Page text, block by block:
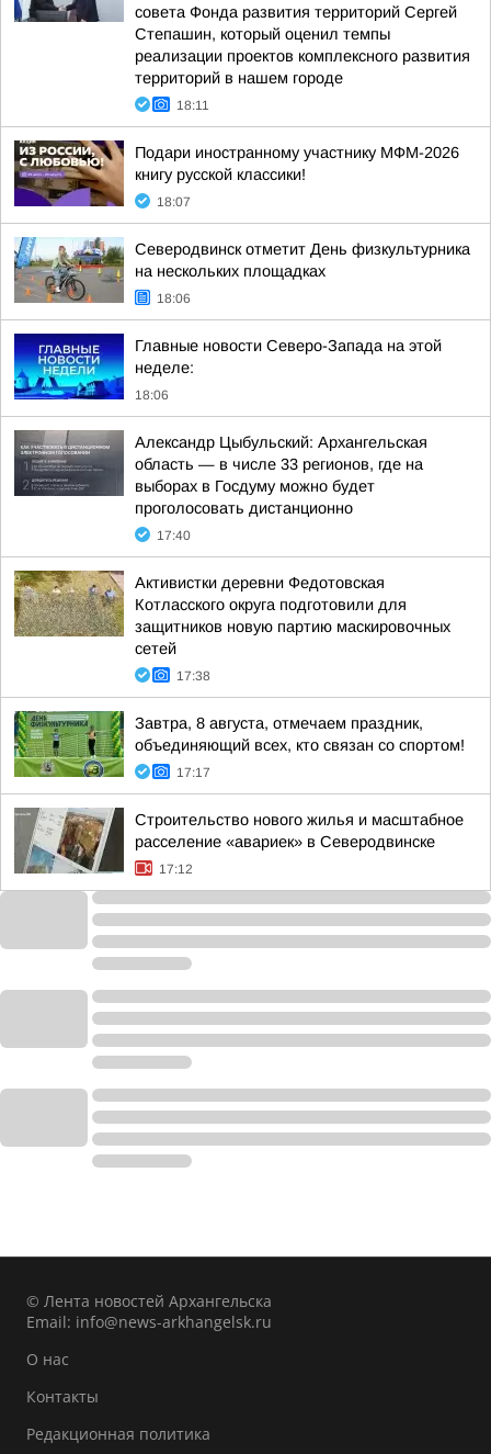
совета Фонда развития территорий Сергей
Степашин, который оценил темпы
реализации проектов комплексного развития
территорий в нашем городе
18:11
Подари иностранному участнику МФМ-2026
книгу русской классики!
18:07
Северодвинск отметит День физкультурника
на нескольких площадках
18:06
Главные новости Северо-Запада на этой
неделе:
18:06
Александр Цыбульский: Архангельская
область — в числе 33 регионов, где на
выборах в Госдуму можно будет
проголосовать дистанционно
17:40
Активистки деревни Федотовская
Котласского округа подготовили для
защитников новую партию маскировочных
сетей
17:38
Завтра, 8 августа, отмечаем праздник,
объединяющий всех, кто связан со спортом!
17:17
Строительство нового жилья и масштабное
расселение «авариек» в Северодвинске
17:12
© Лента новостей Архангельска
Email: info@news-arkhangelsk.ru
О нас
Контакты
Редакционная политика